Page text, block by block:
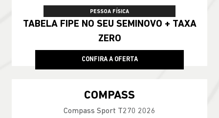
PESSOA FÍSICA
TABELA FIPE NO SEU SEMINOVO + TAXA
ZERO
CONFIRA A OFERTA
COMPASS
Compass Sport T270 2026